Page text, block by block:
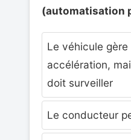
(automatisation
Le véhicule
accélération,
doit surveiller
Le conducteur